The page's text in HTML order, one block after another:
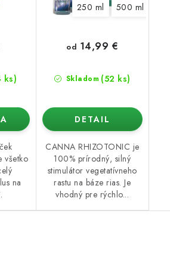
ks)
všetko
na
250 ml 500 ml
Skladom (52 ks)
od 14,99 €
DETAIL
CANNA RHIZOTONIC je
100% prírodný, silný
stimulátor vegetatívneho
rastu na báze rias. Je
vhodný pre rýchlo...